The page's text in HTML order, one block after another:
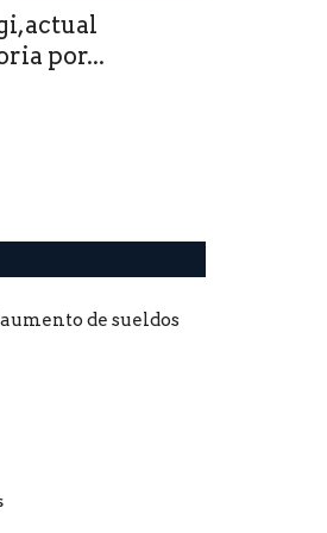
por...
de sueldos